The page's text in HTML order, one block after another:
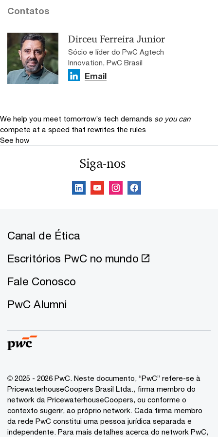
Contatos
Dirceu Ferreira Junior
Sócio e líder do PwC Agtech
Innovation, PwC Brasil
Email
We help you meet tomorrow’s tech demands so you can
compete at a speed that rewrites the rules
See how
Siga-nos
Canal de Ética
Escritórios PwC no mundo
Fale Conosco
PwC Alumni
© 2025 - 2026 PwC. Neste documento, “PwC” refere-se à
PricewaterhouseCoopers Brasil Ltda., firma membro do
network da PricewaterhouseCoopers, ou conforme o
contexto sugerir, ao próprio network. Cada firma membro
da rede PwC constitui uma pessoa jurídica separada e
independente. Para mais detalhes acerca do network PwC,